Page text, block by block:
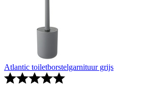
Atlantic toiletborstelgarnituur grijs